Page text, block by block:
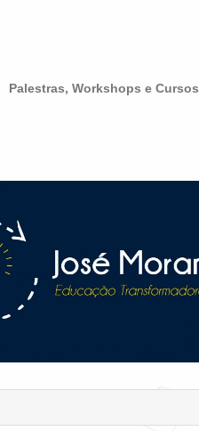
Palestras, Workshops e Cursos